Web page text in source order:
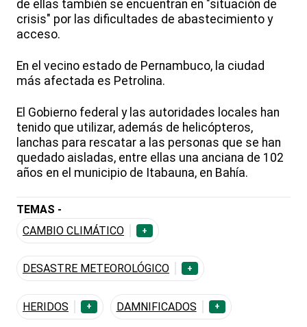
de ellas también se encuentran en "situación de
crisis" por las dificultades de abastecimiento y
acceso.
En el vecino estado de Pernambuco, la ciudad
más afectada es Petrolina.
El Gobierno federal y las autoridades locales han
tenido que utilizar, además de helicópteros,
lanchas para rescatar a las personas que se han
quedado aisladas, entre ellas una anciana de 102
años en el municipio de Itabauna, en Bahía.
TEMAS -
CAMBIO CLIMÁTICO
+
DESASTRE METEOROLÓGICO +
HERIDOS + DAMNIFICADOS +